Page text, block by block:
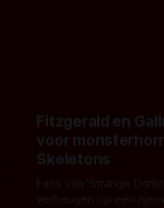
Fitzgerald en
voor
Skeletons
Fans van 'Strange
verheugen op een